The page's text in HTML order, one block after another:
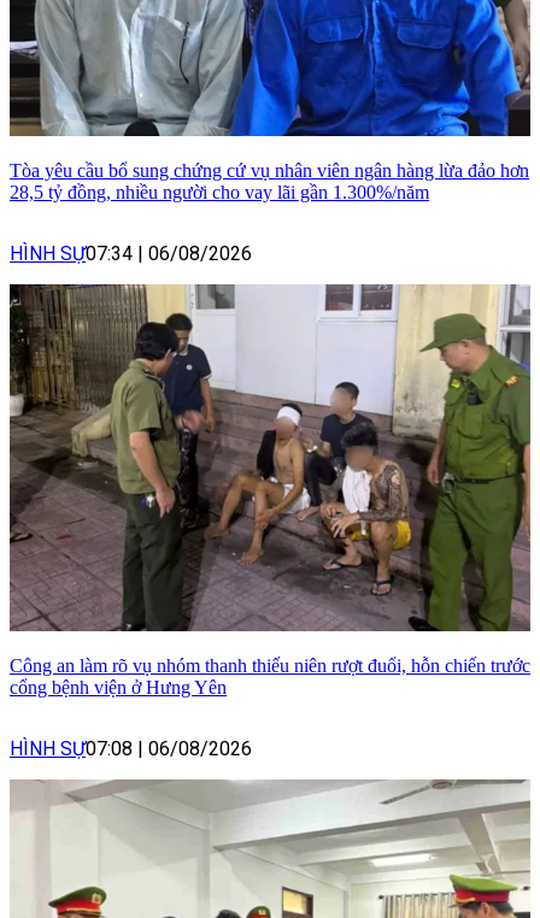
Tòa yêu cầu bổ sung chứng cứ vụ nhân viên ngân hàng lừa đảo hơn
28,5 tỷ đồng, nhiều người cho vay lãi gần 1.300%/năm
HÌNH SỰ07:34 06/08/2026
Công an làm rõ vụ nhóm thanh thiếu niên rượt đuổi, hỗn chiến trước
cổng bệnh viện ở Hưng Yên
HÌNH SỰ07:08 06/08/2026